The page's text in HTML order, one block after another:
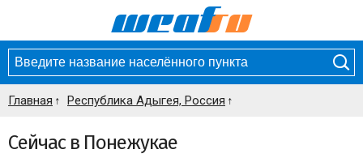
Главная Республика Адыгея, Россия
Сейчас в Понежукае